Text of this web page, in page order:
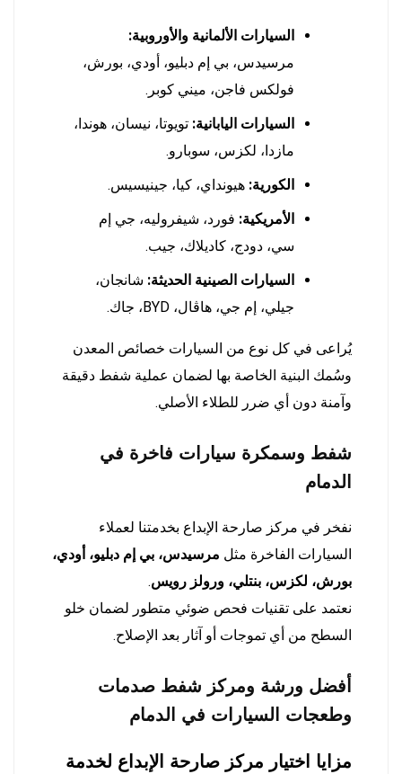
السيارات الألمانية والأوروبية:
مرسيدس، بي إم دبليو، أودي، بورش،
فولكس فاجن، ميني كوبر.
السيارات اليابانية: تويوتا، نيسان، هوندا،
مازدا، لكزس، سوبارو.
الكورية: هيونداي، كيا، جينيسيس.
الأمريكية: فورد، شيفروليه، جي إم
سي، دودج، كاديلاك، جيب.
السيارات الصينية الحديثة: شانجان،
جيلي، إم جي، هاڤال، BYD، جاك.
يُراعى في كل نوع من السيارات خصائص المعدن
وسُمك البنية الخاصة بها لضمان عملية شفط دقيقة
وآمنة دون أي ضرر للطلاء الأصلي.
شفط وسمكرة سيارات فاخرة في
الدمام
نفخر في مركز صارحة الإبداع بخدمتنا لعملاء
السيارات الفاخرة مثل مرسيدس، بي إم دبليو، أودي،
بورش، لكزس، بنتلي، ورولز رويس.
نعتمد على تقنيات فحص ضوئي متطور لضمان خلو
السطح من أي تموجات أو آثار بعد الإصلاح.
أفضل ورشة ومركز شفط صدمات
وطعجات السيارات في الدمام
مزايا اختيار مركز صارحة الإبداع لخدمة